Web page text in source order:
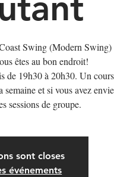
Swing (Modern Swing)
êtes au bon endroit!
de 19h30 à 20h30. Un
et si vous avez
sessions de groupe.
sont closes
événements